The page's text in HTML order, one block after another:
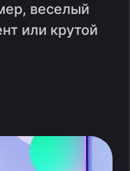
веселый
или крутой